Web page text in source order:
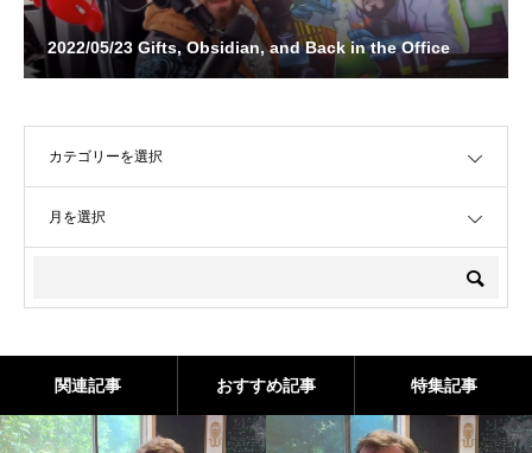
2022/05/23 Gifts, Obsidian, and Back in the Office
関連記事 おすすめ記事 特集記事